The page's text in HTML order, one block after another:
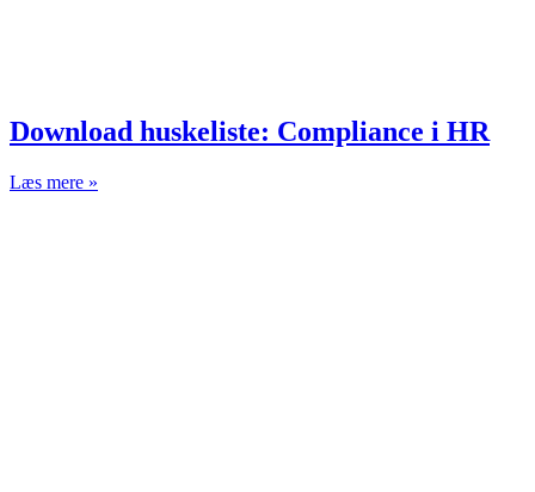
Download huskeliste: Compliance i HR
Læs mere »